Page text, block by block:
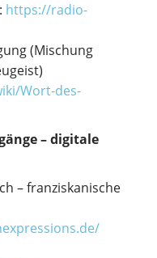
https://radio-
(Mischung
Wort-des-
– digitale
– franziskanische